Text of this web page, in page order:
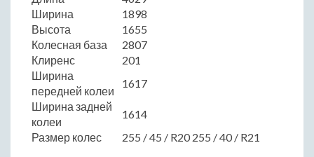
Ширина
1898
Высота
1655
Колесная база
2807
Клиренс
201
Ширина
передней колеи
1617
Ширина задней
колеи
1614
Размер колес
255 / 45 / R20 255 / 40 / R21